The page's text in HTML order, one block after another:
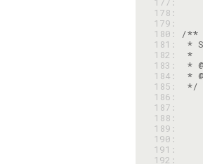
178:
179:
180:
181:
182:
183:
184:
185:
*/
186:
187:
188:
189:
190:
191:
192: